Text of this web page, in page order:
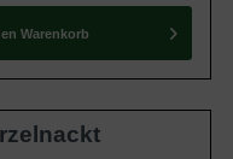
Warenkorb